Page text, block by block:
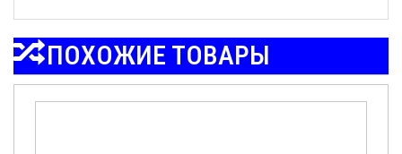
ПОХОЖИЕ ТОВАРЫ